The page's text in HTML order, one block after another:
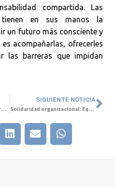
compartida. Las
tienen en sus manos la
un futuro más consciente y
acompañarlas, ofrecerles
las barreras que impidan
Con Éxito se Realizaron Talleres sobre Salud Mental en Rancagua
SIGUIENTE NOTICIA
Solidaridad organizacional: Equipos que se cuidan mutuamente